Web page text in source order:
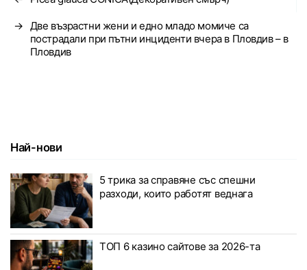
→ Две възрастни жени и едно младо момиче са
пострадали при пътни инциденти вчера в Пловдив – в
Пловдив
Най-нови
5 трика за справяне със спешни
разходи, които работят веднага
ТОП 6 казино сайтове за 2026-та